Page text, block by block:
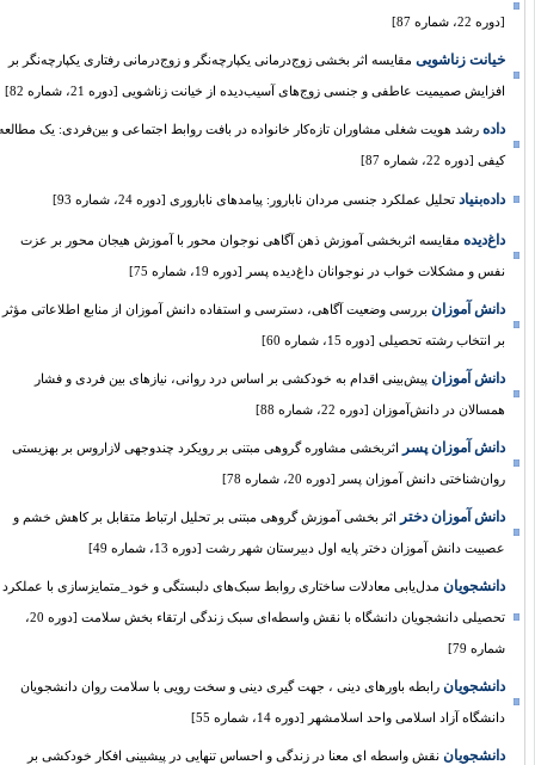
[دوره 22، شماره 87]
خیانت زناشویی مقایسه اثر بخشی زوج‌درمانی یکپارچه‌نگر و زوج‌درمانی رفتاری یکپارچه‌نگر بر
افزایش صمیمیت عاطفی و جنسی زوج‌های آسیب‌دیده از خیانت زناشویی [دوره 21، شماره 82]
داده رشد هویت شغلی مشاوران تازه‌کار خانواده در بافت روابط اجتماعی و بین‌فردی: یک مطالعه
کیفی [دوره 22، شماره 87]
داده‌بنیاد تحلیل عملکرد جنسی مردان نابارور: پیامدهای ناباروری [دوره 24، شماره 93]
داغ‌دیده مقایسه اثربخشی آموزش ذهن آگاهی نوجوان محور با آموزش هیجان محور بر عزت
نفس و مشکلات خواب در نوجوانان داغ‌دیده پسر [دوره 19، شماره 75]
دانش آموزان بررسی وضعیت آگاهی، دسترسی و استفاده دانش آموزان از منابع اطلاعاتی مؤثر
بر انتخاب رشته تحصیلی [دوره 15، شماره 60]
دانش آموزان پیش‌بینی اقدام به خودکشی بر اساس درد روانی، نیازهای بین فردی و فشار
همسالان در دانش‌آموزان [دوره 22، شماره 88]
دانش آموزان پسر اثربخشی مشاوره گروهی مبتنی بر رویکرد چندوجهی لازاروس بر بهزیستی
روان‌شناختی دانش آموزان پسر [دوره 20، شماره 78]
دانش آموزان دختر اثر بخشی آموزش گروهی مبتنی بر تحلیل ارتباط متقابل بر کاهش خشم و
عصبیت دانش آموزان دختر پایه اول دبیرستان شهر رشت [دوره 13، شماره 49]
دانشجویان مدل‌یابی معادلات ساختاری روابط سبک‌های دلبستگی و خود_متمایزسازی با عملکرد
تحصیلی دانشجویان دانشگاه با نقش واسطه‌ای سبک زندگی ارتقاء بخش سلامت [دوره 20،
شماره 79]
دانشجویان رابطه باورهای دینی ، جهت گیری دینی و سخت رویی با سلامت روان دانشجویان
دانشگاه آزاد اسلامی واحد اسلامشهر [دوره 14، شماره 55]
دانشجویان نقش واسطه ای معنا در زندگی و احساس تنهایی در پیشبینی افکار خودکشی بر